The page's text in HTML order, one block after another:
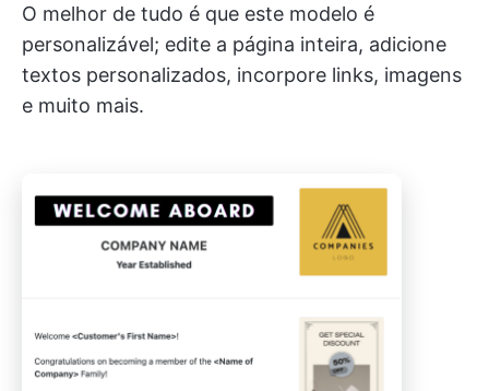
O melhor de tudo é que este modelo é
personalizável; edite a página inteira, adicione
textos personalizados, incorpore links, imagens
e muito mais.